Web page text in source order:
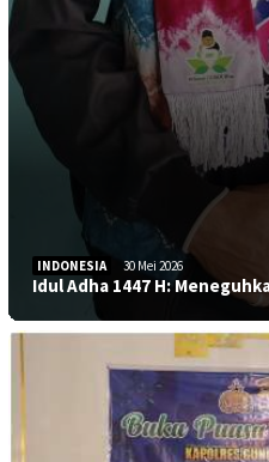
INDONESIA 30 Mei 2026
Idul Adha 1447 H: